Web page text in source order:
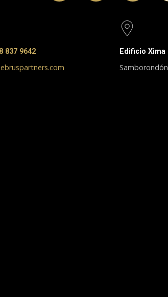
837 9642 Edificio Xima
Samborondón